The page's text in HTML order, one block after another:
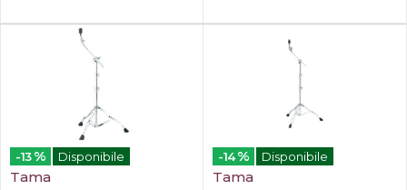
-13 % Disponibile
Tama
-14 % Disponibile
Tama